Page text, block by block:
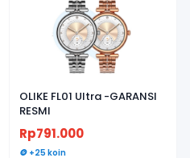
OLIKE FL01 Ultra -GARANSI
RESMI
Rp791.000
🪙 +25 koin